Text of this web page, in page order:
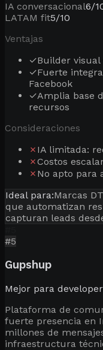
IA conversacional6/
LATAM fit5/10
Ventajas
✓Builder
✓Fuerte
Facebook
✓Amplia base
recursos
Consideraciones
✗ IA limitada:
✗Costos
✗ No apto para
Ideal para:Marcas
que automatizan
capturan leads
#5
Gupshup
Mejor para
Plataforma de
fuerte presencia en
millones de
infraestructura